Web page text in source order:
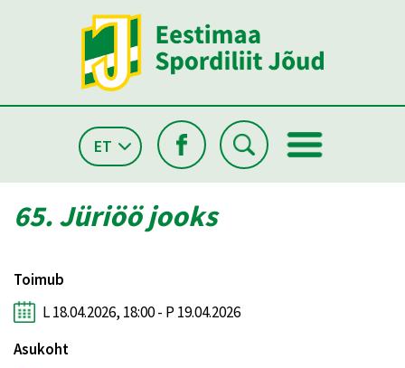
ET
65. Jüriöö jooks
Toimub
L 18.04.2026, 18:00 - P 19.04.2026
Asukoht